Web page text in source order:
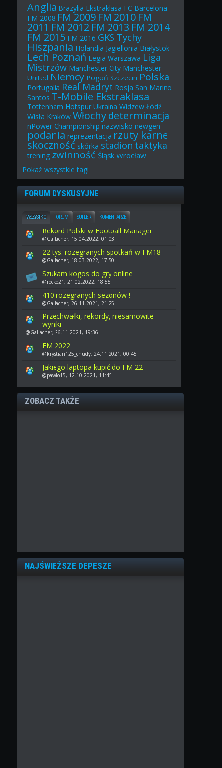
Anglia Brazylia Ekstraklasa FC Barcelona
FM 2008 FM 2009 FM 2010 FM
2011 FM 2012 FM 2013 FM 2014
FM 2015 FM 2016 GKS Tychy
Hiszpania Holandia Jagiellonia Białystok
Lech Poznań Legia Warszawa Liga
Mistrzów Manchester City Manchester
United Niemcy Pogoń Szczecin Polska
Portugalia Real Madryt Rosja San Marino
Santos T-Mobile Ekstraklasa
Tottenham Hotspur Ukraina Widzew Łódź
Wisła Kraków Włochy determinacja
nPower Championship nazwisko newgen
podania reprezentacja rzuty karne
skoczność skórka stadiontaktyka
trening zwinność Śląsk Wrocław
Pokaż wszystkie tagi
FORUM DYSKUSYJNE
WSZYSTKO FORUM SUFLER KOMENTARZE
Rekord Polski w Football Manager
@Gallacher, 15.04.2022, 01:03
22 tys. rozegranych spotkań w FM18
@Gallacher, 18.03.2022, 17:50
Szukam kogos do gry online
@rocko21, 21.02.2022, 18:55
410 rozegranych sezonów !
@Gallacher, 26.11.2021, 21:25
Przechwałki, rekordy, niesamowite
wyniki
@Gallacher, 26.11.2021, 19:36
FM 2022
@krystian125_chudy, 24.11.2021, 00:45
Jakiego laptopa kupić do FM 22
@pawlo15, 12.10.2021, 11:45
ZOBACZ TAKŻE
NAJŚWIEŻSZE DEPESZE